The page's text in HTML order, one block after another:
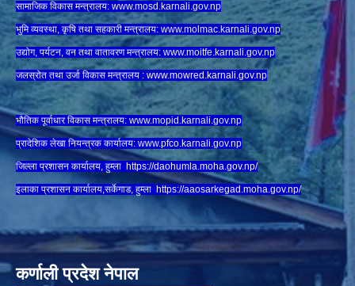
सामाजिक विकास मन्त्रालय: www.mosd.karnali.gov.np
भुमि व्यवस्था, कृषि तथा सहकारी मन्त्रालय: www.molmac.karnali.gov.np
उद्योग, पर्यटन, वन तथा वातावरण मन्त्रालय: www.moitfe.karnali.gov.np
जलस्रोत तथा उर्जा विकास मन्त्रालय : www.mowred.karnali.gov.np
भौतिक पूर्वाधार विकास मन्त्रालय: www.mopid.karnali.gov.np
प्रादेशिक लेखा नियन्त्रक कार्यालय: www.pfco.karnali.gov.np
जिल्ला प्रशासन कार्यालय, हुम्ला https://daohumla.moha.gov.np/
इलाका प्रशासन कार्यालय,सर्केगाड, हुम्ला https://aaosarkegad.moha.gov.np/
कर्णाली प्रदेश नेपाल